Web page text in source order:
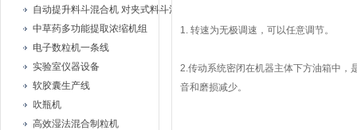
自动提升料斗混合机 对夹式料斗混合机
中草药多功能提取浓缩机组
电子数粒机一条线
实验室仪器设备
软胶囊生产线
吹瓶机
高效湿法混合制粒机
1. 转速为无极调速，可以任意调节。
2.传动系统密闭在机器主体下方油箱中，
音和磨损减少。